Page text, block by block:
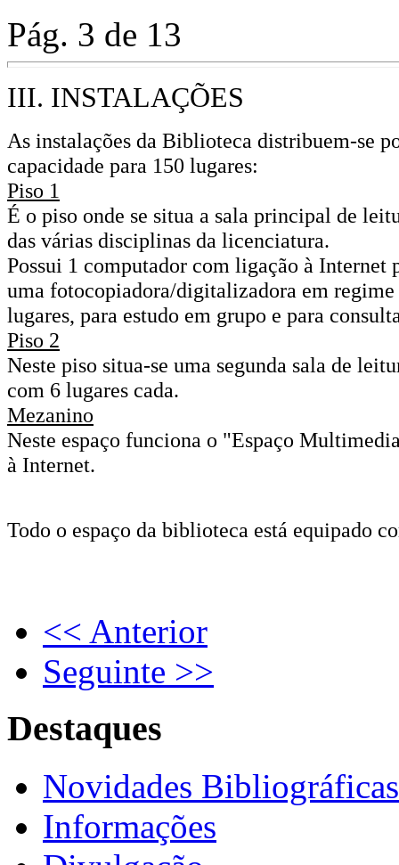
Pág. 3 de 13
III. INSTALAÇÕES
As instalações da Biblioteca distribuem-se
capacidade para 150 lugares:
Piso 1
É o piso onde se situa a sala principal de
das várias disciplinas da licenciatura.
Possui 1 computador com ligação à Internet
uma fotocopiadora/digitalizadora em
lugares, para estudo em grupo e para
Piso 2
Neste piso situa-se uma segunda sala de
com 6 lugares cada.
Mezanino
Neste espaço funciona o "Espaço
à Internet.
Todo o espaço da biblioteca está equipado
<< Anterior
Seguinte >>
Destaques
Novidades Bibliográficas
Informações